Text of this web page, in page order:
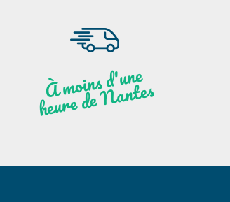
À
moi
ns
d'u
ne
heu
re
de
N
a
ntes